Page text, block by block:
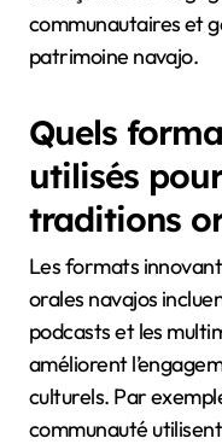
communautaires et
patrimoine navajo.
Quels
utilisés
traditions
Les formats
orales navajos
podcasts et les
améliorent
culturels. Par
communauté